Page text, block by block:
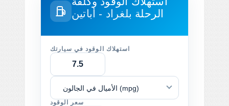
الرحلة بلغراد - أباتين
استهلاك الوقود في سيارتك
الأميال في الجالون (mpg)
سعر الوقود